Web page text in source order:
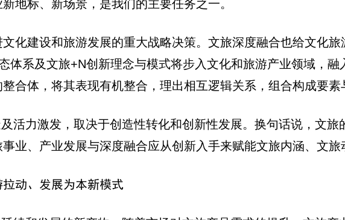
地标、新场景，是我们的主要任务之一。
化建设和旅游发展的重大战略决策。文旅深度融合也给文化
体系及文旅+N创新理念与模式将步入文化和旅游产业领域，
合体，将其表现有机整合，理出相互逻辑关系，组合构成要
活力激发，取决于创造性转化和创新性发展。换句话说，文
事业、产业发展与深度融合应从创新入手来赋能文旅内涵、文
动、发展为本新模式